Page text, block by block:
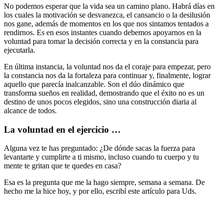
No podemos esperar que la vida sea un camino plano. Habrá días en
los cuales la motivación se desvanezca, el cansancio o la desilusión
nos gane, además de momentos en los que nos sintamos tentados a
rendirnos. Es en esos instantes cuando debemos apoyarnos en la
voluntad para tomar la decisión correcta y en la constancia para
ejecutarla.
En última instancia, la voluntad nos da el coraje para empezar, pero
la constancia nos da la fortaleza para continuar y, finalmente, lograr
aquello que parecía inalcanzable. Son el dúo dinámico que
transforma sueños en realidad, demostrando que el éxito no es un
destino de unos pocos elegidos, sino una construcción diaria al
alcance de todos.
La voluntad en el ejercicio …
Alguna vez te has preguntado: ¿De dónde sacas la fuerza para
levantarte y cumplirte a ti mismo, incluso cuando tu cuerpo y tu
mente te gritan que te quedes en casa?
Esa es la pregunta que me la hago siempre, semana a semana. De
hecho me la hice hoy, y por ello, escribí este artículo para Uds.